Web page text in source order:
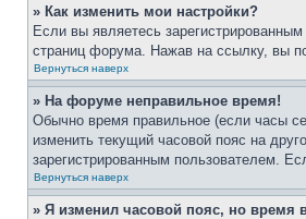
» Как изменить мои настройки?
Если вы являетесь
страниц форума. Нажав на ссылку, вы
Вернуться наверх
» На форуме неправильное время!
Обычно время правильное (если часы
изменить текущий часовой пояс на
зарегистрированным пользователем.
Вернуться наверх
» Я изменил часовой пояс, но время